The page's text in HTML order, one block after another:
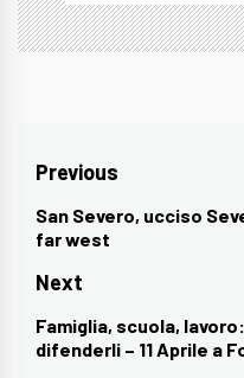
Navigazione
articoli
Previous
Previous
post:
San Severo, ucciso
far west
Next
Next
post:
Famiglia, scuola,
difenderli – 11 Aprile a